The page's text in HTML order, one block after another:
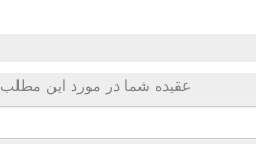
عقیده شما در مورد این مطلب